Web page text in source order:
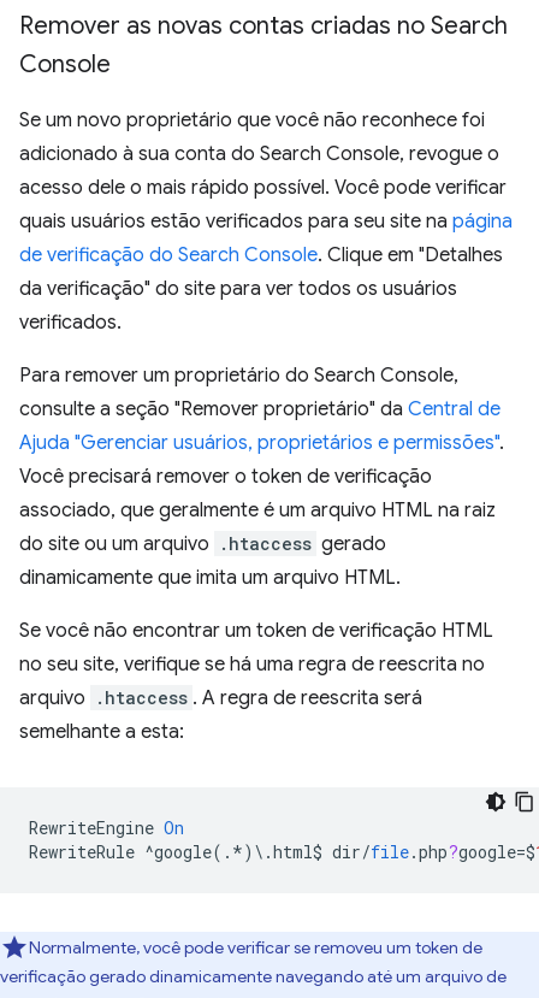
Remover as novas contas criadas no Search
Console
Se um novo proprietário que você não reconhece foi
adicionado à sua conta do Search Console, revogue o
acesso dele o mais rápido possível. Você pode verificar
quais usuários estão verificados para seu site na página
de verificação do Search Console. Clique em "Detalhes
da verificação" do site para ver todos os usuários
verificados.
Para remover um proprietário do Search Console,
consulte a seção "Remover proprietário" da Central de
Ajuda "Gerenciar usuários, proprietários e permissões".
Você precisará remover o token de verificação
associado, que geralmente é um arquivo HTML na raiz
do site ou um arquivo
.htaccess gerado
dinamicamente que imita um arquivo HTML.
Se você não encontrar um token de verificação HTML
no seu site, verifique se há uma regra de reescrita no
arquivo
.htaccess . A regra de reescrita será
semelhante a esta:
RewriteEngine On
RewriteRule ^google(. *) \ .html$ dir/file.php?google=$
Normalmente, você pode verificar se removeu um token de
verificação gerado dinamicamente navegando até um arquivo de